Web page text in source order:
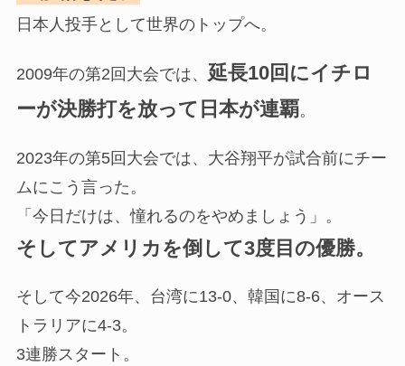
日本人投手として世界のトップへ。
2009年の第2回大会では、 延長10回にイチロ
ーが決勝打を放って日本が連覇。
2023年の第5回大会では、大谷翔平が試合前にチー
ムにこう言った。
「今日だけは、憧れるのをやめましょう」。
そしてアメリカを倒して3度目の優勝。
そして今2026年、台湾に13-0、韓国に8-6、オース
トラリアに4-3。
3連勝スタート。